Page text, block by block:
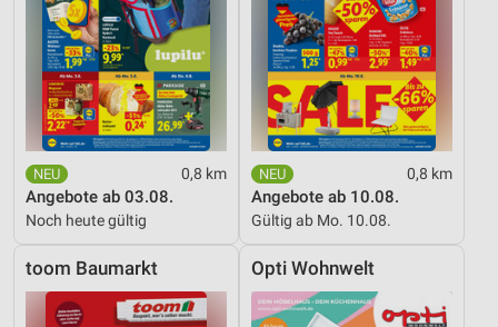
0,8 km
Angebote ab 03.08.
Noch heute gültig
0,8 km
Angebote ab 10.08.
Gültig ab Mo. 10.08.
toom Baumarkt Opti Wohnwelt